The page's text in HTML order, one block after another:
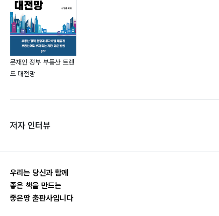
문재인 정부 부동산 트렌
드 대전망
저자 인터뷰
우리는 당신과 함께
좋은 책을 만드는
좋은땅 출판사입니다